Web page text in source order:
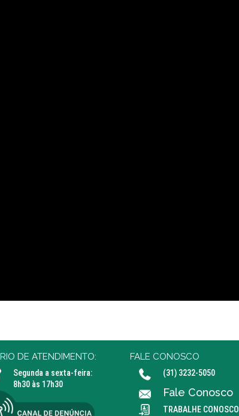
DE ATENDIMENTO:
Segunda a sexta-feira:
8h30 às 17h30
FALE CONOSCO
(31) 3232-5050
Fale Conosco
TRABALHE CONOSCO